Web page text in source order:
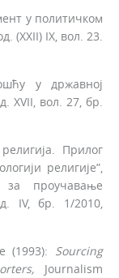
у политичком
(XXII) IX, вол. 23.
у државној
XVII, вол. 27, бр.
Прилог
религије”,
проучавање
IV, бр. 1/2010,
(1993): Sourcing
,Journalism